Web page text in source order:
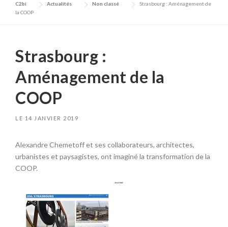
C2bi Actualités Non classé
Strasbourg : Aménagement de
la COOP
Strasbourg :
Aménagement de la
COOP
LE 14 JANVIER 2019
Alexandre Chemetoff et ses collaborateurs, architectes,
urbanistes et paysagistes, ont imaginé la transformation de la
COOP.